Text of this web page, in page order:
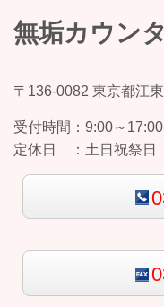
無垢カウン
〒136-0082 東京都江
受付時間： 9:00～17:00
定休日 ： 土日祝祭日